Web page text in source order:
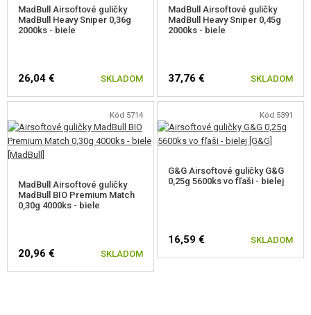
MadBull Airsoftové guličky
MadBull Heavy Sniper 0,36g
2000ks - biele
26,04 € SKLADOM
MadBull Airsoftové guličky
MadBull Heavy Sniper 0,45g
2000ks - biele
37,76 € SKLADOM
Kód 5714
MadBull Airsoftové guličky
MadBull BIO Premium Match
0,30g 4000ks - biele
20,96 € SKLADOM
Kód 5391
G&G Airsoftové guličky G&G
0,25g 5600ks vo fľaši - bielej
16,59 € SKLADOM